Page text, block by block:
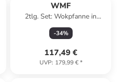
WMF
2tlg. Set: Wokpfanne in
Schwarz - Ø 30 cm
-34%
117,49 €
UVP: 179,99 €*